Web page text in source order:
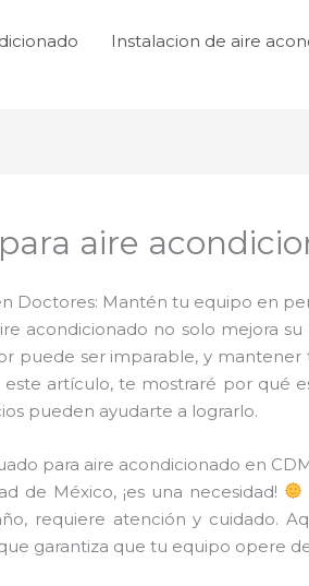
Instalacion de aire
aire
Doctores: Mantén tu equipo en
acondicionado no solo mejora
puede ser imparable, y
artículo, te mostraré por qué
pueden ayudarte a lograrlo.
para aire acondicionado en
de México, ¡es una necesidad!
requiere atención y cuidado.
garantiza que tu equipo opere